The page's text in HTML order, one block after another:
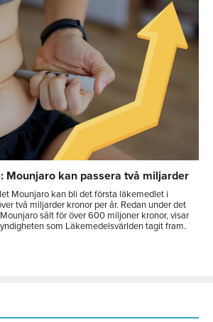
Mounjaro kan passera två miljarder
Mounjaro kan bli det första läkemedlet i
två miljarder kronor per år. Redan under det
sålt för över 600 miljoner kronor, visar
som Läkemedelsvärlden tagit fram.